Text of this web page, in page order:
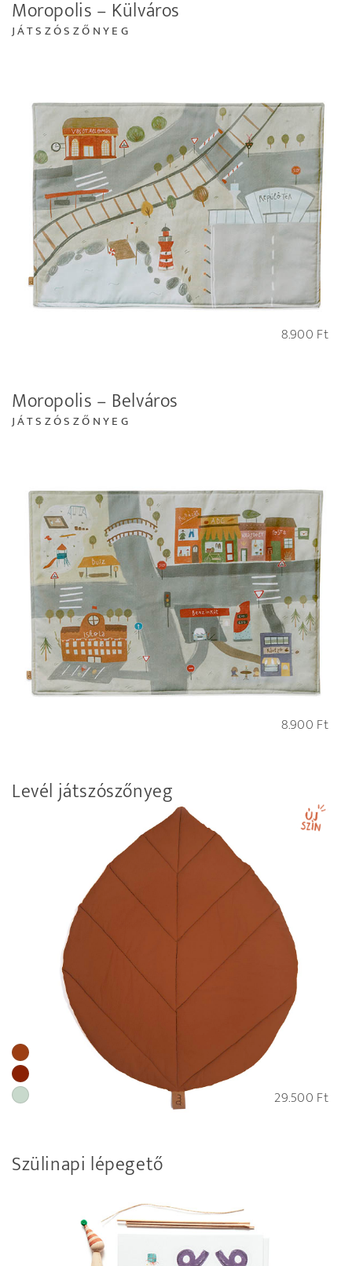
Moropolis – Külváros
JÁTSZÓSZŐNYEG
8.900 Ft
Moropolis – Belváros
JÁTSZÓSZŐNYEG
8.900 Ft
Levél játszószőnyeg
29.500 Ft
Szülinapi lépegető